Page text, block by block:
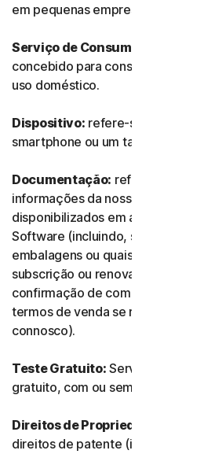
em pequenas empresas.
Serviço de Consumidor:
concebido para consumidores
uso doméstico.
Dispositivo: refere-se a um
smartphone ou um tablet.
Documentação: refere-se a
informações da nossa parte que
disponibilizados em associação
Software (incluindo, sem
embalagens ou quaisquer
subscrição ou renovação, como
confirmação de compra,
termos de venda se realizar a
connosco).
Teste Gratuito: Serviço
gratuito, com ou sem limite de
Direitos de Propriedade
direitos de patente (incluindo,